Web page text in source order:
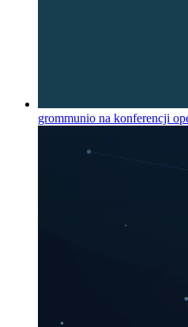
grommunio na konferencji